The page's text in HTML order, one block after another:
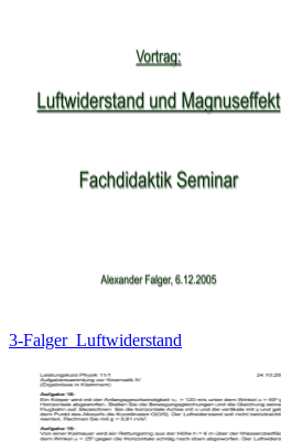
3-Falger_Luftwiderstand